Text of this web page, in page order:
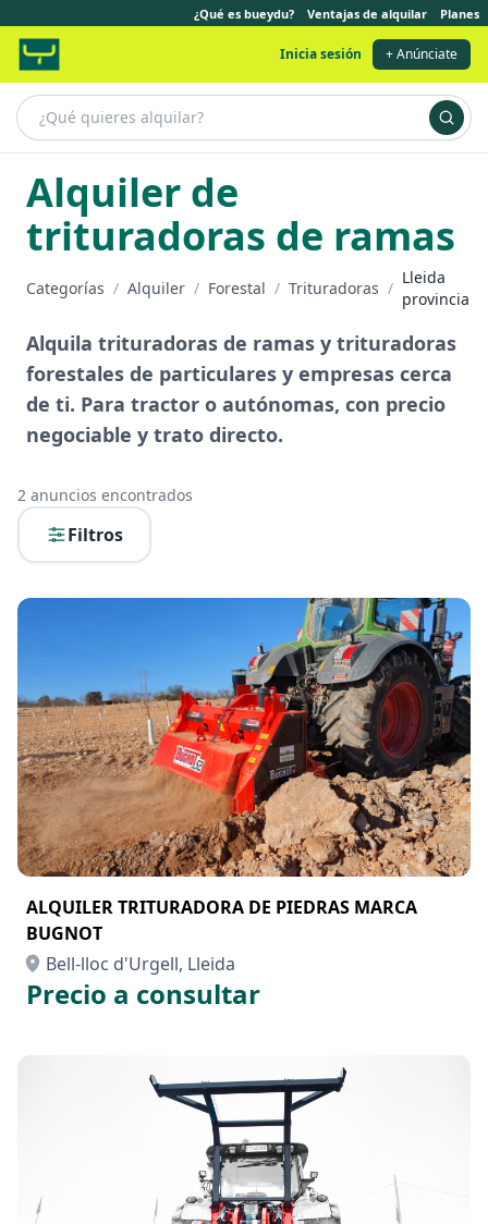
¿Qué es bueydu? Ventajas de alquilar Planes
Inicia sesión + Anúnciate
Alquiler de
trituradoras de ramas
Categorías / Alquiler / Forestal / Trituradoras /
Lleida
provincia
Alquila trituradoras de ramas y trituradoras
forestales de particulares y empresas cerca
de ti. Para tractor o autónomas, con precio
negociable y trato directo.
2 anuncios encontrados
Filtros
ALQUILER TRITURADORA DE PIEDRAS MARCA
BUGNOT
Bell-lloc d'Urgell, Lleida
Precio a consultar